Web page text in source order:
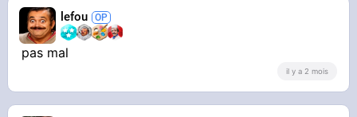
lefou
pas mal
il y a 2 mois